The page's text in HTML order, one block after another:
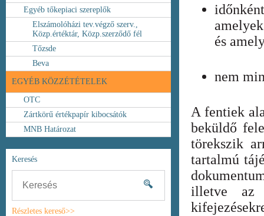
Egyéb tőkepiaci szereplők
Elszámolóházi tev.végző szerv.,
Közp.értéktár, Közp.szerződő fél
Tőzsde
Beva
EGYÉB KÖZZÉTÉTELEK
OTC
Zártkörű értékpapír kibocsátók
MNB Határozat
Keresés
Részletes kereső>>
és
nem
A fentiek
beküldő
törekszik
tartalmú
illetve az